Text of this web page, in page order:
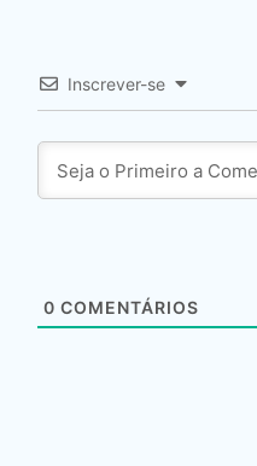
Inscrever-se
0 COMENTÁRIOS